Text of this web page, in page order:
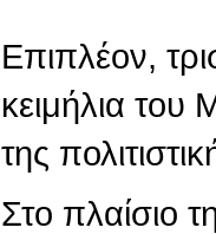
Επιπλέον,
κειμήλια
της
Στο πλαίσιο